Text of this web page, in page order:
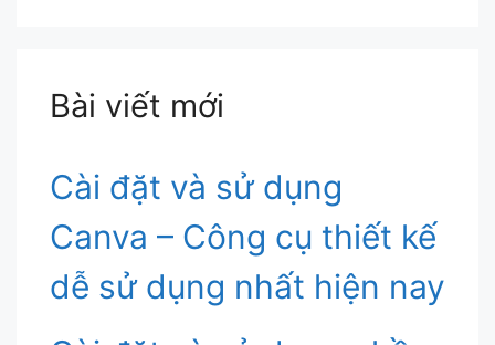
Bài viết mới
Cài đặt và sử dụng
Canva – Công cụ thiết kế
dễ sử dụng nhất hiện nay